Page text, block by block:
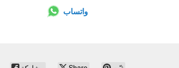
واتساب